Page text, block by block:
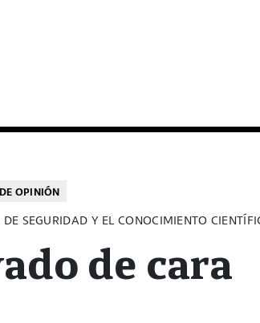
OPINIÓN
SEGURIDAD Y EL CONOCIMIENTO
de cara